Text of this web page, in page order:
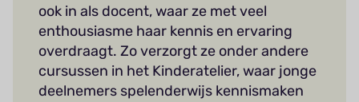
ook in als docent, waar ze met veel
enthousiasme haar kennis en ervaring
overdraagt. Zo verzorgt ze onder andere
cursussen in het Kinderatelier, waar jonge
deelnemers spelenderwijs kennismaken